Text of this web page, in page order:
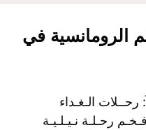
الرومانسية في
رحــلات الـغـداء
وافـخـم رحـلـة نـيـلـيـة